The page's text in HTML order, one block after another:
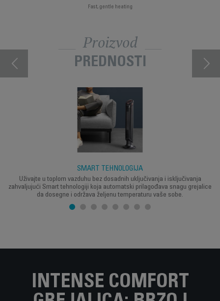
Fast, gentle heating
Proizvod
PREDNOSTI
SMART TEHNOLOGIJA
Uživajte u toplom vazduhu bez dosadnih uključivanja i isključivanja
zahvaljujući Smart tehnologiji koja automatski prilagođava snagu grejalice
da dosegne i održava željenu temperaturu vaše sobe.
INTENSE COMFORT